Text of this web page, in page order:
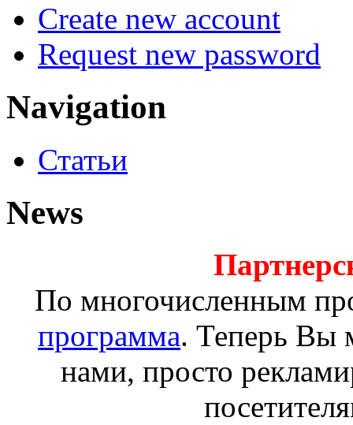
Create new account
Request new password
Navigation
Статьи
News
По многочисленным
программа. Теперь Вы
нами, просто